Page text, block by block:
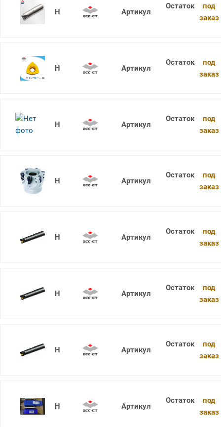
XMR01-032-XP32-SD09-03
под
заказ
XMR01-032-XP32-WP06-03-M
под
заказ
XMR01-040-A16-SD06-06
под
заказ
XMR01-040-A16-SD09-04
под
заказ
XMR01-040-G32-WP06-03-L
под
заказ
XMR01-040-G32-WP06-03-M
под
заказ
XMR01-040-G32-WP06-03-XL
под
заказ
XMR01-040-G40-SD12-03
под
заказ